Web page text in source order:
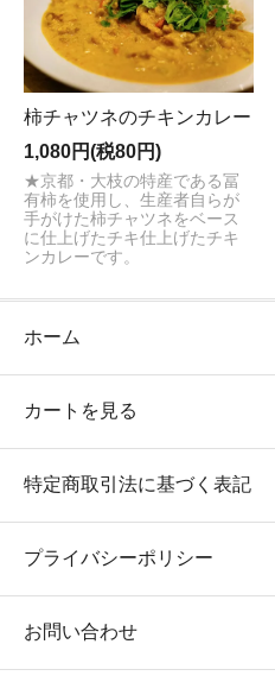
柿チャツネのチキンカレー
1,080円(税80円)
★京都・大枝の特産である冨
有柿を使用し、生産者自らが
手がけた柿チャツネをベース
に仕上げたチキ仕上げたチキ
ンカレーです。
ホーム
カートを見る
特定商取引法に基づく表記
プライバシーポリシー
お問い合わせ